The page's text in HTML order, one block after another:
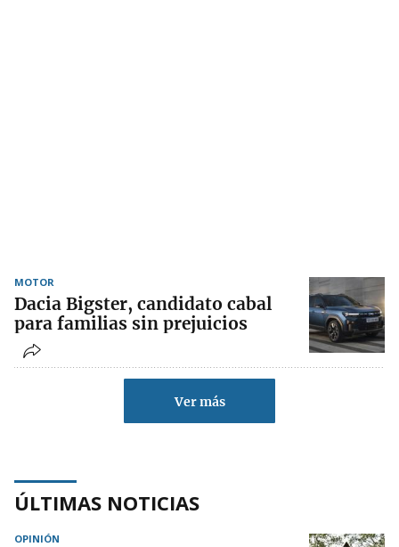
MOTOR
Dacia Bigster, candidato cabal
para familias sin prejuicios
Ver más
ÚLTIMAS NOTICIAS
OPINIÓN